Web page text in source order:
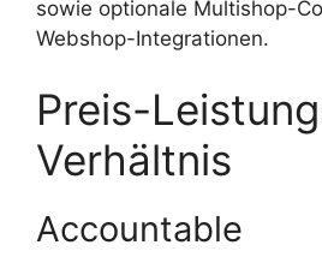
sowie optionale Multishop-
Webshop-Integrationen.
Preis-
Verhältnis
Accountable